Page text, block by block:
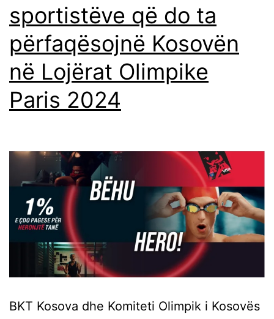
sportistëve që do ta
përfaqësojnë Kosovën
në Lojërat Olimpike
Paris 2024
BKT Kosova dhe Komiteti Olimpik i Kosovës